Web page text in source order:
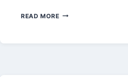
READ MORE2026
석